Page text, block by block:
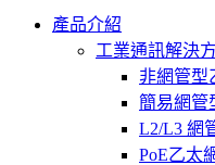
產品介紹
工業通訊解決
非網管型
簡易網管
L2/L3 網
PoE乙太